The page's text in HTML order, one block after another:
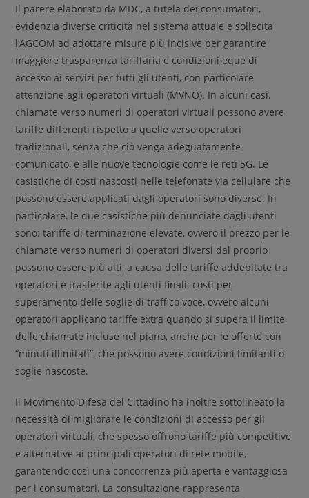
Il parere elaborato da MDC, a tutela dei consumatori,
evidenzia diverse criticità nel sistema attuale e sollecita
l’AGCOM ad adottare misure più incisive per garantire
maggiore trasparenza tariffaria e condizioni eque di
accesso ai servizi per tutti gli utenti, con particolare
attenzione agli operatori virtuali (MVNO). In alcuni casi,
chiamate verso numeri di operatori virtuali possono avere
tariffe differenti rispetto a quelle verso operatori
tradizionali, senza che ciò venga adeguatamente
comunicato, e alle nuove tecnologie come le reti 5G. Le
casistiche di costi nascosti nelle telefonate via cellulare che
possono essere applicati dagli operatori sono diverse. In
particolare, le due casistiche più denunciate dagli utenti
sono: tariffe di terminazione elevate, ovvero il prezzo per le
chiamate verso numeri di operatori diversi dal proprio
possono essere più alti, a causa delle tariffe addebitate tra
operatori e trasferite agli utenti finali; costi per
superamento delle soglie di traffico voce, ovvero alcuni
operatori applicano tariffe extra quando si supera il limite
delle chiamate incluse nel piano, anche per le offerte con
“minuti illimitati”, che possono avere condizioni limitanti o
soglie nascoste.
Il Movimento Difesa del Cittadino ha inoltre sottolineato la
necessità di migliorare le condizioni di accesso per gli
operatori virtuali, che spesso offrono tariffe più competitive
e alternative ai principali operatori di rete mobile,
garantendo così una concorrenza più aperta e vantaggiosa
per i consumatori. La consultazione rappresenta